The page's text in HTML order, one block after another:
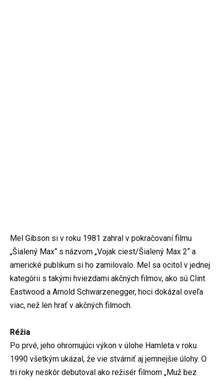
Mel Gibson si v roku 1981 zahral v pokračovaní filmu
„Šialený Max“ s názvom „Vojak ciest/Šialený Max 2“ a
americké publikum si ho zamilovalo. Mel sa ocitol v jednej
kategórii s takými hviezdami akčných filmov, ako sú Clint
Eastwood a Arnold Schwarzenegger, hoci dokázal oveľa
viac, než len hrať v akčných filmoch.
Réžia
Po prvé, jeho ohromujúci výkon v úlohe Hamleta v roku
1990 všetkým ukázal, že vie stvárniť aj jemnejšie úlohy. O
tri roky neskôr debutoval ako režisér filmom „Muž bez